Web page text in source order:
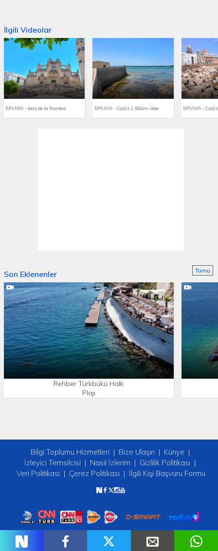
İlgili Videolar
İSPANYA - Jerez de la Frontera İSPANYA - Cadiz 2. Bölüm-Vejer İSPANYA - Cadiz
Son Eklenenler
Rehber Türkbükü Halk
Plajı
Tümü
Bilgi Toplumu Hizmetleri Bize Ulaşın
Künye
İzleyici Temsilcisi
Nasıl İzlerim
Gizlilik Politikası
Veri Politikası
Çerez Politikası İlgili Kişi Başvuru Formu